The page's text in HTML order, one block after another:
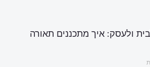
ולעסק: איך מתכננים תאורה